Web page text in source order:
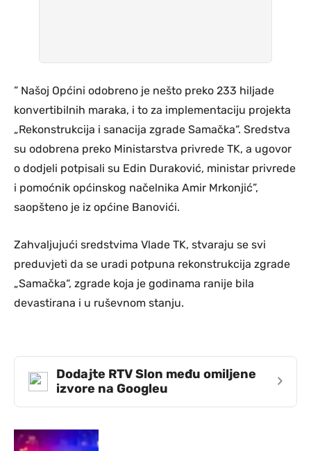
” Našoj Općini odobreno je nešto preko 233 hiljade
konvertibilnih maraka, i to za implementaciju projekta
„Rekonstrukcija i sanacija zgrade Samačka“. Sredstva
su odobrena preko Ministarstva privrede TK, a ugovor
o dodjeli potpisali su Edin Duraković, ministar privrede
i pomoćnik općinskog načelnika Amir Mrkonjić”,
saopšteno je iz općine Banovići.
Zahvaljujući sredstvima Vlade TK, stvaraju se svi
preduvjeti da se uradi potpuna rekonstrukcija zgrade
„Samačka“, zgrade koja je godinama ranije bila
devastirana i u ruševnom stanju.
Dodajte RTV Slon među omiljene
izvore na Googleu
›